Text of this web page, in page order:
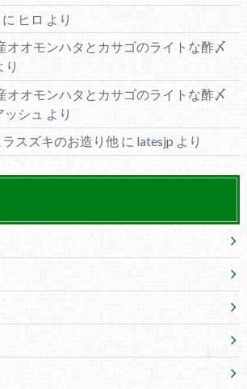
に ヒロ より
オオモンハタとカサゴのライトな酢〆
り
オオモンハタとカサゴのライトな酢〆
シュ より
スズキのお造り他に latesjp より